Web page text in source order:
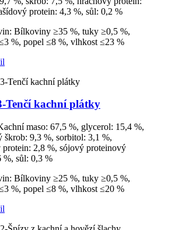
protein: 4,3 %, sůl: 0,2 %
Bílkoviny ≥35 %, tuky ≥0,5 %,
%, popel ≤8 %, vlhkost ≤23 %
Tenčí kachní plátky
maso: 67,5 %, glycerol: 15,4 %,
škrob: 9,3 %, sorbitol: 3,1 %,
protein: 2,8 %, sójový proteinový
%, sůl: 0,3 %
Bílkoviny ≥25 %, tuky ≥0,5 %,
%, popel ≤8 %, vlhkost ≤20 %